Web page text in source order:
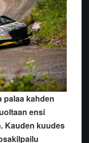
palaa kahden
ensi
Kauden kuudes